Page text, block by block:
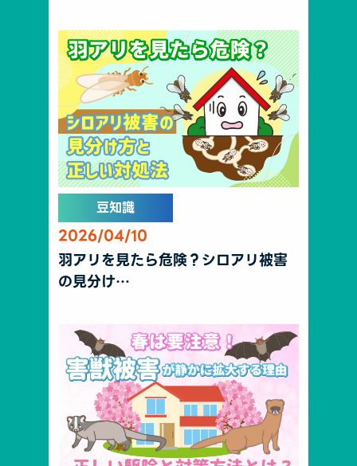
豆知識
2026/04/10
羽アリを見たら危険？シロアリ被害
の見分け…